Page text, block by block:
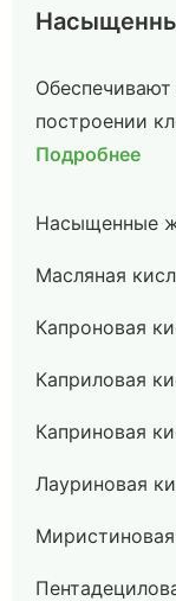
построении
Подробнее
Насыщенные
Масляная
Капроновая
Каприловая
Каприновая
Лауриновая